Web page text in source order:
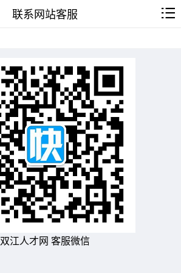
联系网站客服
双江人才网 客服微信